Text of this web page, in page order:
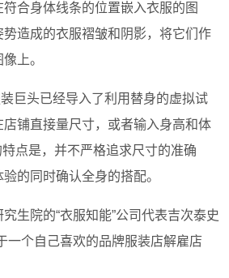
合身体线条的位置嵌入衣服的图
造成的衣服褶皱和阴影，将它们作
上。
巨头已经导入了利用替身的虚拟试
铺直接量尺寸，或者输入身高和体
点是，并不严格追求尺寸的准确
的同时确认全身的搭配。
生院的“衣服知能”公司代表吉次泰史
一个自己喜欢的品牌服装店解雇店